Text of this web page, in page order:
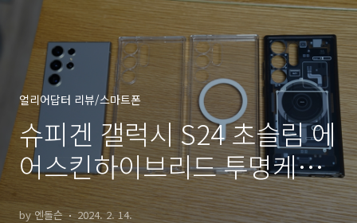
얼리어답터 리뷰/스마트폰
슈피겐 갤럭시 S24 초슬림 에
어스킨하이브리드 투명케이
스
by 엔돌슨 2024. 2. 14.